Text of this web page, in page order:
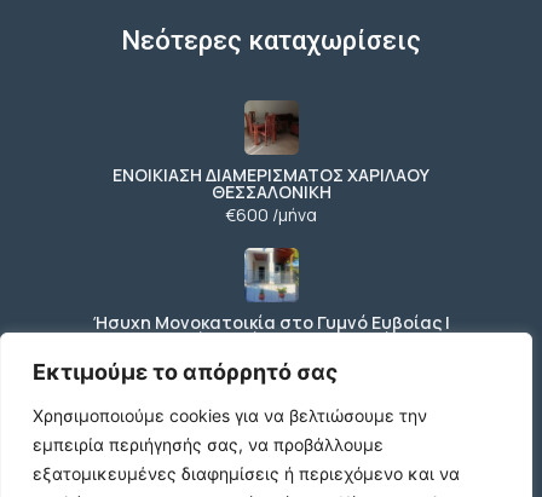
Εκτιμούμε το απόρρητό σας
Χρησιμοποιούμε cookies για να βελτιώσουμε την
εμπειρία περιήγησής σας, να προβάλλουμε
εξατομικευμένες διαφημίσεις ή περιεχόμενο και να
Νεότερες καταχωρίσεις
ΕΝΟΙΚΙΑΣΗ ΔΙΑΜΕΡΙΣΜΑΤΟΣ ΧΑΡΙΛΑΟΥ
ΘΕΣΣΑΛΟΝΙΚΗ
€600 /μήνα
Ήσυχη Μονοκατοικία στο Γυμνό Ευβοίας |
Κοντά σε Θάλασσα & Βουνό
€52 /μήνα
ΕΝΟΙΚΙΑΣΗ ΔΙΑΜΕΡΙΣΜΑΤΟΣ ΧΑΡΙΛΑΟΥ
ΘΕΣΣΑΛΟΝΙΚΗ